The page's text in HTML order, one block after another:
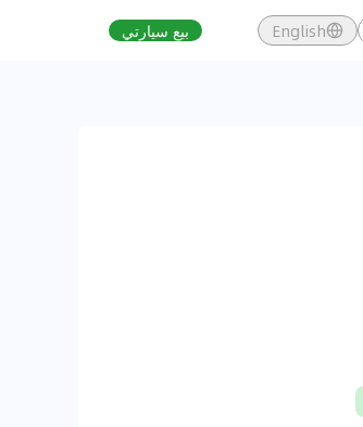
English بيع سيارتي